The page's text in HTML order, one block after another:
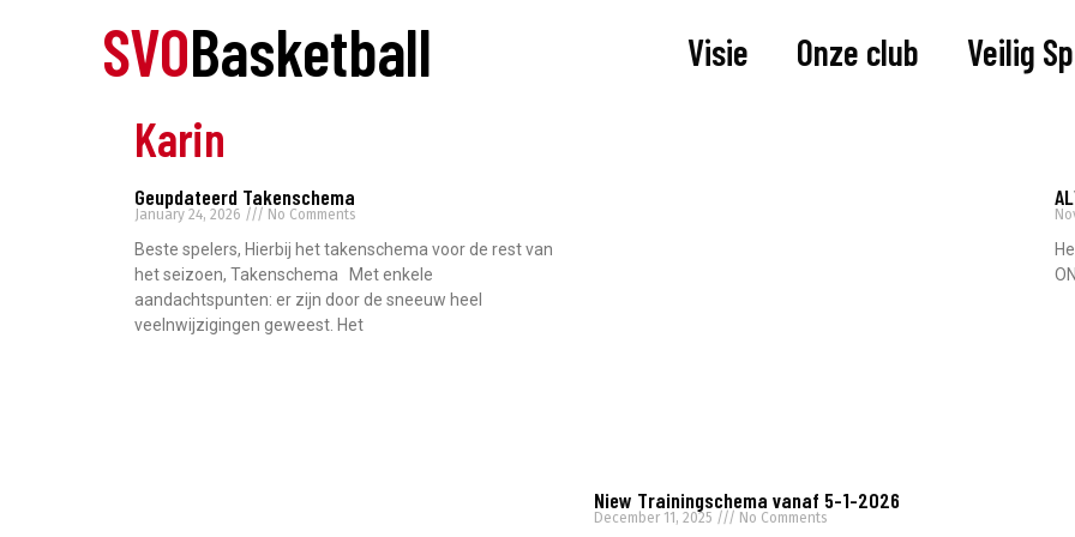
SVOBasketball Visie Onze club Veilig
Karin
Geupdateerd Takenschema
January 24, 2026 No Comments
Beste spelers, Hierbij het takenschema voor de rest van
het seizoen, Takenschema Met enkele
aandachtspunten: er zijn door de sneeuw heel
veelnwijzigingen geweest. Het
Niew Trainingschema vanaf 5-1-2026
December 11, 2025 No Comments